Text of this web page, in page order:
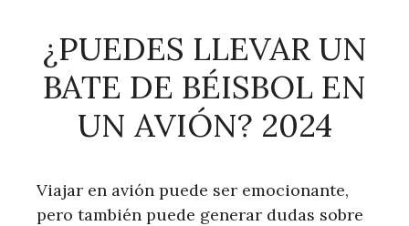
¿PUEDES LLEVAR UN
BATE DE BÉISBOL EN
UN AVIÓN? 2024
Viajar en avión puede ser emocionante,
pero también puede generar dudas sobre